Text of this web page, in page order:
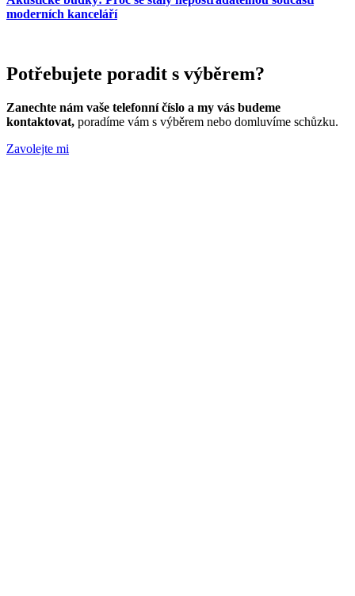
moderních kanceláří
Potřebujete poradit s výběrem?
Zanechte nám vaše telefonní číslo a my vás budeme
kontaktovat, poradíme vám s výběrem nebo domluvíme schůzku.
Zavolejte mi